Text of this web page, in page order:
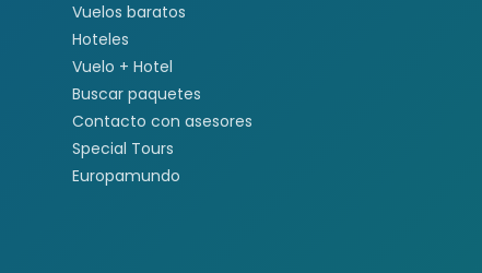
Vuelos baratos
Hoteles
Vuelo + Hotel
Buscar paquetes
Contacto con asesores
Special Tours
Europamundo